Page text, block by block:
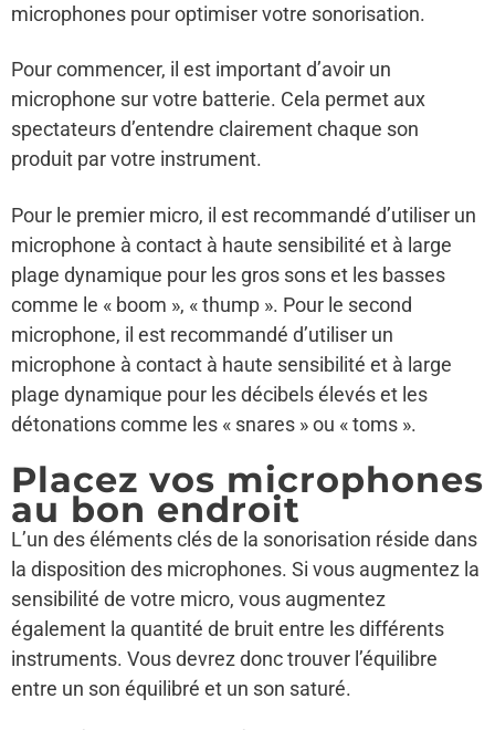
microphones pour optimiser votre sonorisation.
Pour commencer, il est important d’avoir un
microphone sur votre batterie. Cela permet aux
spectateurs d’entendre clairement chaque son
produit par votre instrument.
Pour le premier micro, il est recommandé d’utiliser un
microphone à contact à haute sensibilité et à large
plage dynamique pour les gros sons et les basses
comme le « boom », « thump ». Pour le second
microphone, il est recommandé d’utiliser un
microphone à contact à haute sensibilité et à large
plage dynamique pour les décibels élevés et les
détonations comme les « snares » ou « toms ».
Placez vos microphones
au bon endroit
L’un des éléments clés de la sonorisation réside dans
la disposition des microphones. Si vous augmentez la
sensibilité de votre micro, vous augmentez
également la quantité de bruit entre les différents
instruments. Vous devrez donc trouver l’équilibre
entre un son équilibré et un son saturé.